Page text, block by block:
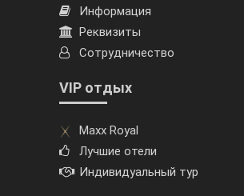
Информация
Реквизиты
Сотрудничество
VIP отдых
Maxx Royal
Лучшие отели
Индивидуальный тур